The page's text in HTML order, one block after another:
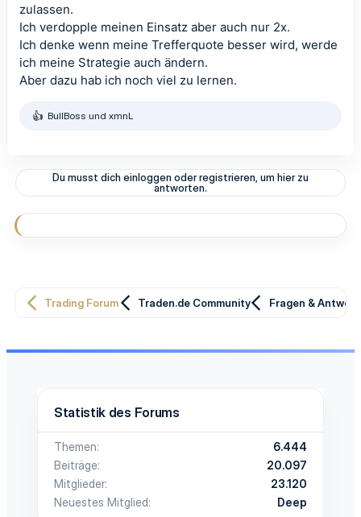
zulassen.
Ich verdopple meinen Einsatz aber auch nur 2x.
Ich denke wenn meine Trefferquote besser wird, werde
ich meine Strategie auch ändern.
Aber dazu hab ich noch viel zu lernen.
R
t
o
n
n
BullBoss und xmnL
Du musst dich einloggen oder registrieren, um hier zu
antworten.
Trading Forum Traden.de Community Fragen &
Statistik des Forums
Themen
6.444
Beiträge
20.097
Mitglieder
23.120
Neuestes Mitglied
Deep